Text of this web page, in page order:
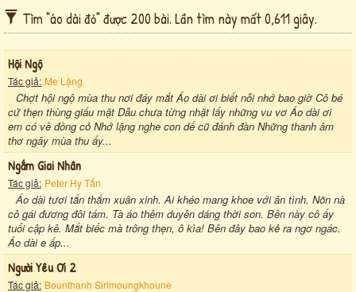
Tìm "áo dài đỏ" được 200 bài. Lần tìm này mất 0,611 giây.
Hội Ngộ
Tác giả: Me Lặng
Chợt hội ngộ mùa thu nơi đáy mắt Áo dài ơi biết nỗi nhớ bao giờ Cô bé
cứ thẹn thùng giấu mặt Dẫu chưa từng nhặt lấy những vu vơ Áo dài ơi
em có về đồng cỏ Nhớ lặng nghe con dế cũ đánh đàn Những thanh âm
thơ ngây mùa thu ấy...
Ngắm Giai Nhân
Tác giả: Peter Hy Tấn
Áo dài tươi tắn thắm xuân xinh. Ai khéo mang khoe với ân tình. Nõn nà
cô gái đương đôi tám. Tà áo thêm duyên dáng thời son. Bên này cô ấy
tuổi cập kê. Mắt biếc mà trông thẹn, ô kìa! Bên đây bao kẻ ra ngơ ngác.
Áo dài e ấp...
Người Yêu Ơi 2
Tác giả: Bounthanh Sirimoungkhoune